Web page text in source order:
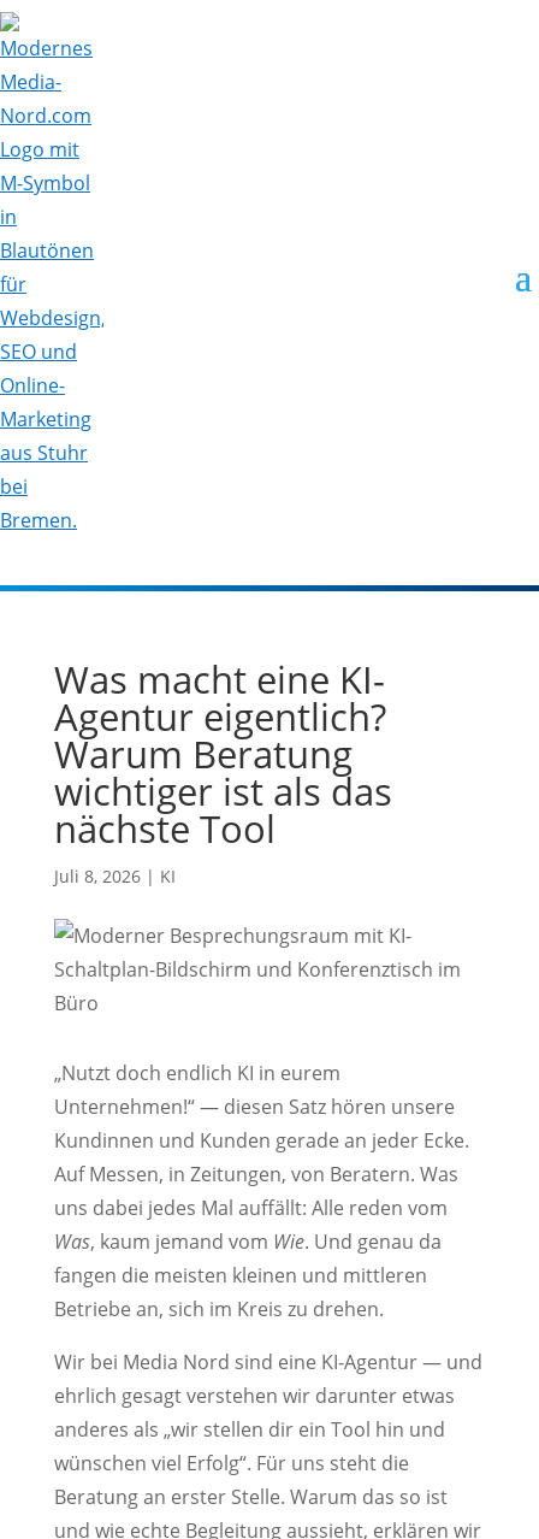
Was macht eine KI-
Agentur eigentlich?
Warum Beratung
wichtiger ist als das
nächste Tool
Juli 8, 2026| KI
„Nutzt doch endlich KI in eurem
Unternehmen!“ — diesen Satz hören unsere
Kundinnen und Kunden gerade an jeder Ecke.
Auf Messen, in Zeitungen, von Beratern. Was
uns dabei jedes Mal auffällt: Alle reden vom
Was, kaum jemand vom Wie. Und genau da
fangen die meisten kleinen und mittleren
Betriebe an, sich im Kreis zu drehen.
Wir bei Media Nord sind eine KI-Agentur — und
ehrlich gesagt verstehen wir darunter etwas
anderes als „wir stellen dir ein Tool hin und
wünschen viel Erfolg“. Für uns steht die
Beratung an erster Stelle. Warum das so ist
und wie echte Begleitung aussieht, erklären wir